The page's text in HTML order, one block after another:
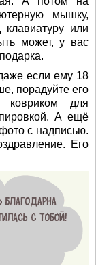
мышку,
или
может, у вас
если ему 18
порадуйте его
ковриком для
А ещё
с надписью.
Его